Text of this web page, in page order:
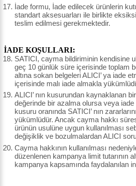
İade formu, İade edilecek ürünlerin
standart aksesuarları ile birlikte
teslim edilmesi gerekmektedir.
İADE KOŞULLARI:
SATICI, cayma bildiriminin kendisine
geç 10 günlük süre içerisinde toplam
altına sokan belgeleri ALICI’ ya iade
içerisinde malı iade almakla
ALICI’ nın kusurundan kaynaklanan
değerinde bir azalma olursa veya iade
kusuru oranında SATICI’ nın
yükümlüdür. Ancak cayma hakkı
ürünün usulüne uygun kullanılması
değişiklik ve bozulmalardan ALICI
Cayma hakkının kullanılması
düzenlenen kampanya limit tutarının
kampanya kapsamında faydalanılan